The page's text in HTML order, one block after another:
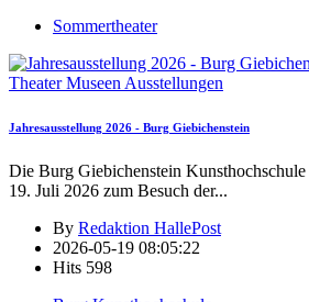
Sommertheater
Theater Museen Ausstellungen
Jahresausstellung 2026 - Burg Giebichenstein
Die Burg Giebichenstein
19. Juli 2026 zum Besuch der...
By Redaktion HallePost
2026-05-19 08:05:22
Hits 598